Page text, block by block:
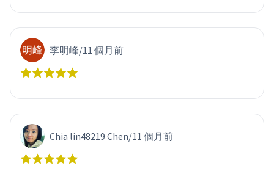
李明峰/11 個月前
Chia lin48219 Chen/11 個月前